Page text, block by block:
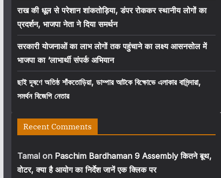
राख की धूल से परेशान शांकतोड़िया, डंपर रोककर स्थानीय लोगों का
प्रदर्शन, भाजपा नेता ने दिया समर्थन
सरकारी योजनाओं का लाभ लोगों तक पहुंचाने का लक्ष्य आसनसोल में
भाजपा का ‘लाभार्थी संपर्क अभियान
ছাই দূষণে অতিষ্ঠ শাঁকতোড়িয়া, ডাম্পার আটকে বিক্ষোভে এলাকার বাসিন্দারা,
সমর্থন বিজেপি নেতার
Recent Comments
Tamalon Paschim Bardhaman 9 Assembly कितने बूथ,
वोटर, क्या है आयोग का निर्देश जानें एक क्लिक पर